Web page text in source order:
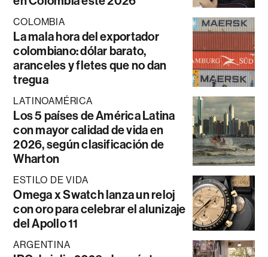
COLOMBIA
La mala hora del exportador
colombiano: dólar barato,
aranceles y fletes que no dan
tregua
LATINOAMÉRICA
Los 5 países de América Latina
con mayor calidad de vida en
2026, según clasificación de
Wharton
ESTILO DE VIDA
Omega x Swatch lanza un reloj
con oro para celebrar el alunizaje
del Apollo 11
ARGENTINA